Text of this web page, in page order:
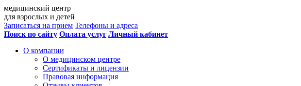
медицинский центр
для взрослых и детей
Записаться на прием Телефоны и адреса
Поиск по сайту Оплата услуг Личный кабинет
О компании
О медицинском центре
Сертификаты и лицензии
Правовая информация